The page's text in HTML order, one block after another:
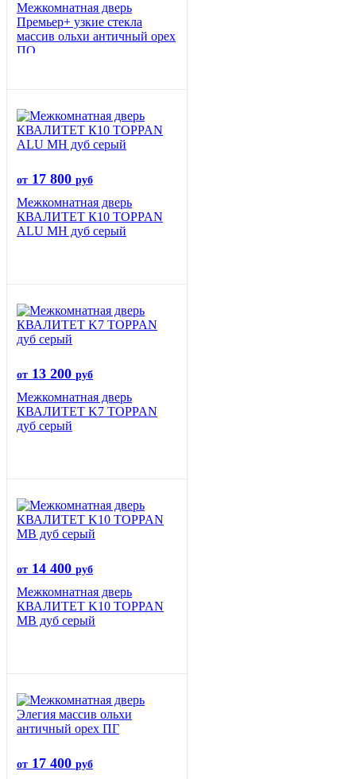
Межкомнатная дверь
Премьер+ узкие стекла
массив ольхи античный орех
ПО
от 17 800 руб
Межкомнатная дверь
КВАЛИТЕТ К10 TOPPAN
ALU MH дуб серый
от 13 200 руб
Межкомнатная дверь
КВАЛИТЕТ K7 TOPPAN
дуб серый
от 14 400 руб
Межкомнатная дверь
КВАЛИТЕТ K10 TOPPAN
MB дуб серый
от 17 400 руб